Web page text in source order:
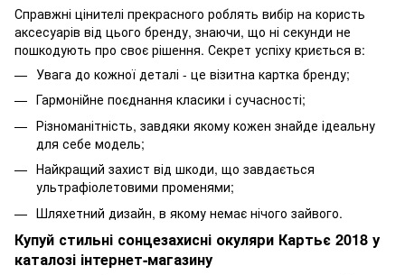
Справжні цінителі прекрасного роблять вибір на користь
аксесуарів від цього бренду, знаючи, що ні секунди не
пошкодують про своє рішення. Секрет успіху криється в:
Увага до кожної деталі - це візитна картка бренду;
Гармонійне поєднання класики і сучасності;
Різноманітність, завдяки якому кожен знайде ідеальну
для себе модель;
Найкращий захист від шкоди, що завдається
ультрафіолетовими променями;
Шляхетний дизайн, в якому немає нічого зайвого.
Купуй стильні сонцезахисні окуляри Картьє 2018 у
каталозі інтернет-магазину